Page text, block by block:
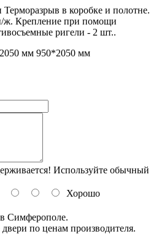
в коробке и полотне.
ж. Крепление при помощи
ригели - 2 шт..
мм 950*2050 мм
Используйте обычный
Хорошо
Симферополе.
по ценам производителя.